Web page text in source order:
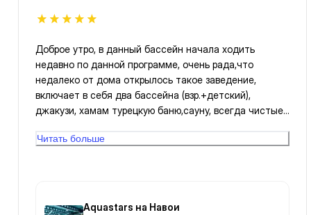
Доброе утро, в данный бассейн начала ходить
недавно по данной программе, очень рада,что
недалеко от дома открылось такое заведение,
включает в себя два бассейна (взр.+детский),
джакузи, хамам турецкую баню,сауну, всегда чистые
имеется тренажёрный зал и место для отдыха.
Читать больше
Aquastars на Навои